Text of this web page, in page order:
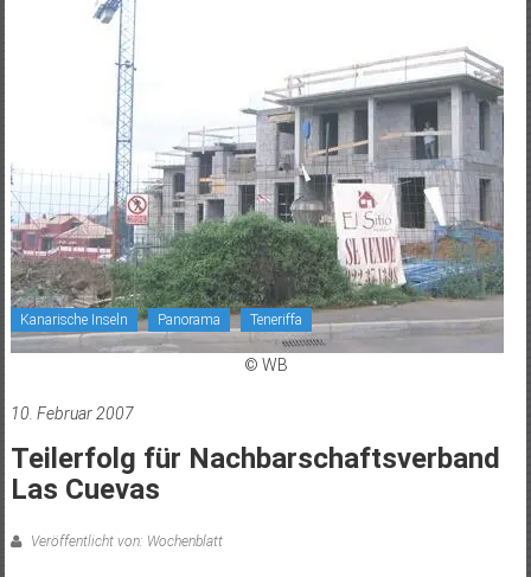
Kanarischen
Kanarische Inseln Panorama Teneriffa
© WB
10. Februar 2007
Teilerfolg für Nachbarschaftsverband
Las Cuevas
Veröffentlicht von: Wochenblatt